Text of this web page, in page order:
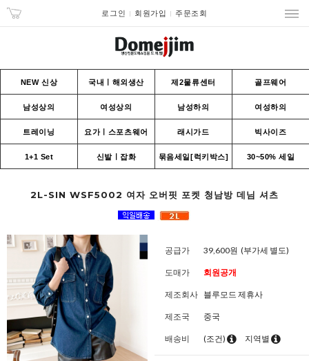
로그인 회원가입 주문조회
NEW 신상 국내ㅣ해외생산 제2물류센터 골프웨어
남성상의 여성상의 남성하의 여성하의
트레이닝 요가ㅣ스포츠웨어 래시가드 빅사이즈
1+1 Set 신발ㅣ잡화 묶음세일[럭키박스] 30~50% 세일
2L-SIN WSF5002 여자 오버핏 포켓 청남방 데님 셔츠
공급가 39,600원 (부가세 별도)
도매가 회원공개
제조회사 블루모드 제휴사
제조국 중국
배송비 (조건) 지역별